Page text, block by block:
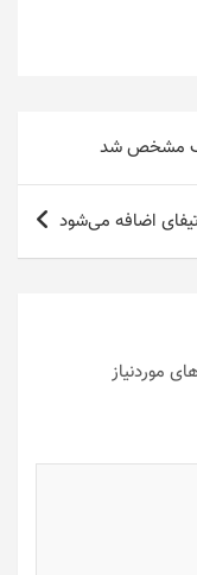
اضافه می‌شود
موردنیاز